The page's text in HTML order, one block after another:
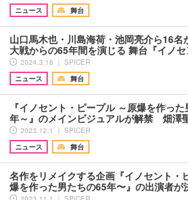
ニュース
舞台
山口馬木也・川島海荷・池岡亮介ら16名
大戦からの65年間を演じる 舞台『イノ
2024.3.18 ｜ SPICER
ニュース
舞台
『イノセント・ピープル ～原爆を作っ
年～』のメインビジュアルが解禁 畑澤
2023.12.1 ｜ SPICER
ニュース
舞台
名作をリメイクする企画『イノセント・
爆を作った男たちの65年〜』の出演者